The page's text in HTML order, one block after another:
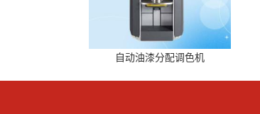
自动油漆分配调色机